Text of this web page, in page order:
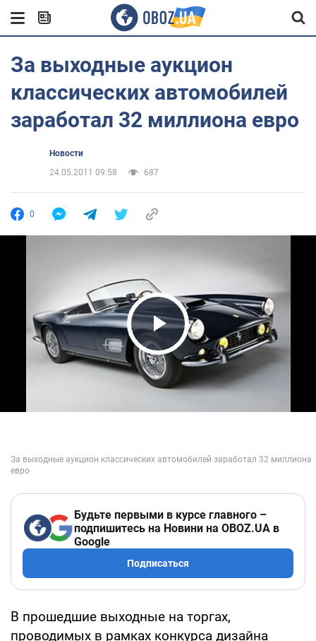
За выходные аукцион
классических автомобилей
заработал 32 миллиона евро
Новости
24.05.2011 09:58
687
0
Play Video
Будьте первыми в курсе главного –
подпишитесь на Новини на OBOZ.UA в
Google
Подписаться
В прошедшие выходные на торгах,
проводимых в рамках конкурса дизайна